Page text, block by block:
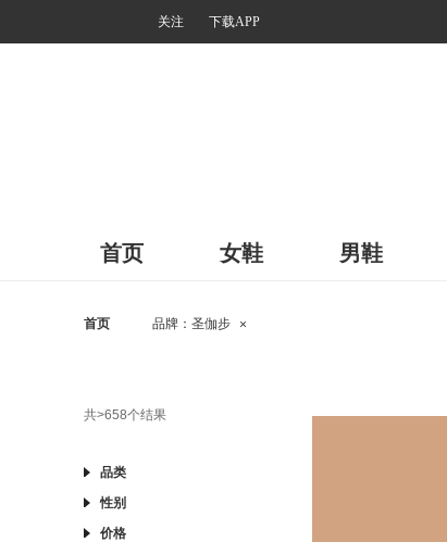
关注 下载APP
首页 女鞋 男鞋
首页 品牌： 圣伽步 ×
共>658个结果
品类
性别
价格